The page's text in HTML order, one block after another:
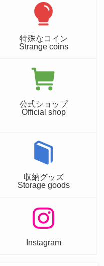
特殊なコイン
Strange coins
公式ショップ
Official shop
収納グッズ
Storage goods
Instagram